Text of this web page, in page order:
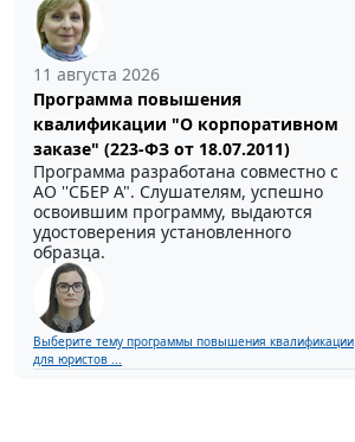
11 августа 2026
Программа повышения
квалификации "О корпоративном
заказе" (223-ФЗ от 18.07.2011)
Программа разработана совместно с
АО ''СБЕР А". Слушателям, успешно
освоившим программу, выдаются
удостоверения установленного
образца.
Выберите тему программы повышения квалификации
для юристов ...